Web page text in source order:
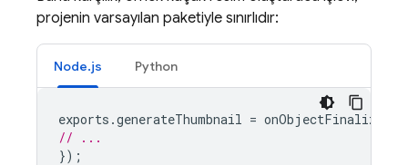
projenin varsayılan paketiyle sınırlıdır:
Node.js Python
exports .generateThumbnail = onObjectFinalized
// ...
});